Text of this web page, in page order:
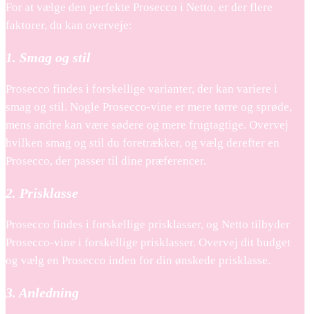
For at vælge den perfekte Prosecco i Netto, er der flere
faktorer, du kan overveje:
1. Smag og stil
Prosecco findes i forskellige varianter, der kan variere i
smag og stil. Nogle Prosecco-vine er mere tørre og sprøde,
mens andre kan være sødere og mere frugtagtige. Overvej
hvilken smag og stil du foretrækker, og vælg derefter en
Prosecco, der passer til dine præferencer.
2. Prisklasse
Prosecco findes i forskellige prisklasser, og Netto tilbyder
Prosecco-vine i forskellige prisklasser. Overvej dit budget
og vælg en Prosecco inden for din ønskede prisklasse.
3. Anledning